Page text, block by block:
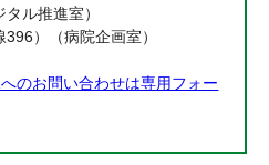
ル推進室）
）（病院企画室）
のお問い合わせは専用フォー